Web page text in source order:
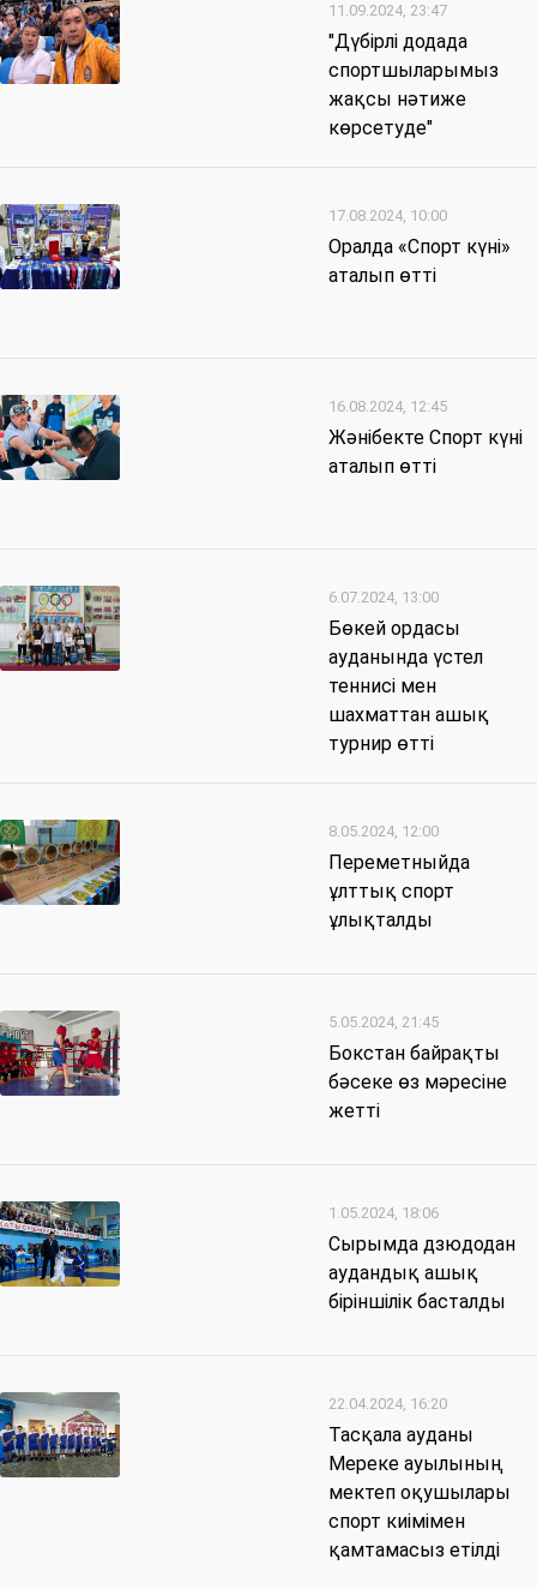
11.09.2024, 23:47
"Дүбірлі додада
спортшыларымыз
жақсы нәтиже
көрсетуде"
17.08.2024, 10:00
Оралда «Спорт күні»
аталып өтті
16.08.2024, 12:45
Жәнібекте Спорт күні
аталып өтті
6.07.2024, 13:00
Бөкей ордасы
ауданында үстел
теннисі мен
шахматтан ашық
турнир өтті
8.05.2024, 12:00
Переметныйда
ұлттық спорт
ұлықталды
5.05.2024, 21:45
Бокстан байрақты
бәсеке өз мәресіне
жетті
1.05.2024, 18:06
Сырымда дзюдодан
аудандық ашық
біріншілік басталды
22.04.2024, 16:20
Тасқала ауданы
Мереке ауылының
мектеп оқушылары
спорт киімімен
қамтамасыз етілді